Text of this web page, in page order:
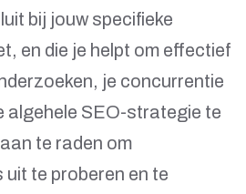
bij jouw specifieke
en die je helpt om effectief
je concurrentie
algehele SEO-strategie te
te raden om
te proberen en te